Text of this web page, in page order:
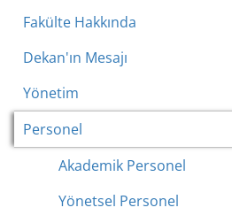
Fakülte Hakkında
Dekan'ın Mesajı
Yönetim
Personel
Akademik Personel
Yönetsel Personel